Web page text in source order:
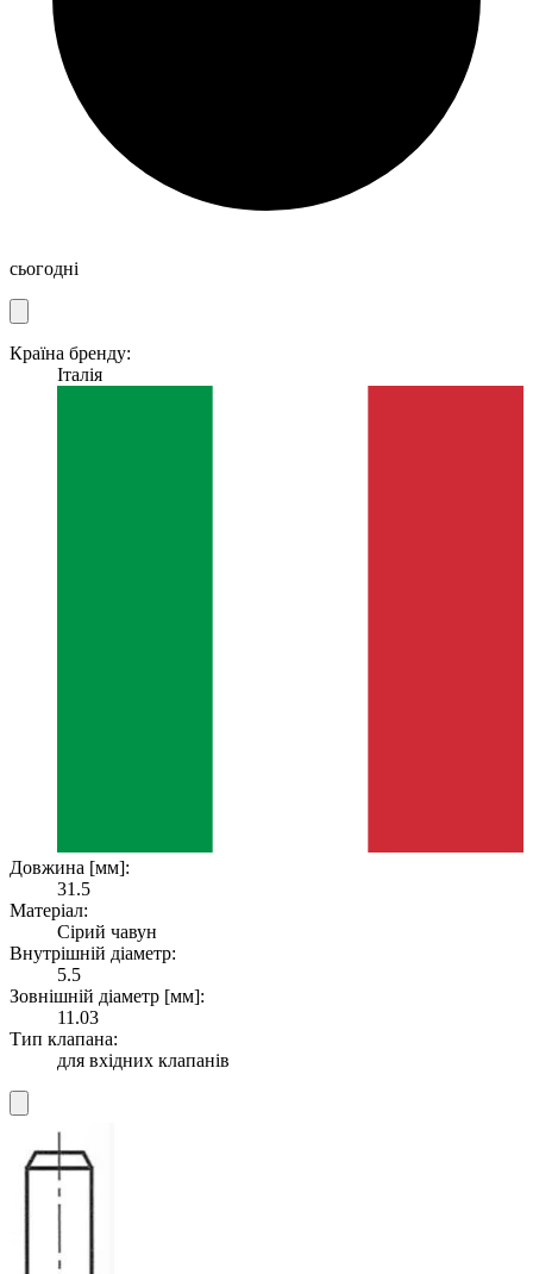
сьогодні
Країна бренду:
Італія
Довжина [мм]:
31.5
Матеріал:
Сірий чавун
Внутрішній діаметр:
5.5
Зовнішній діаметр [мм]:
11.03
Тип клапана:
для вхідних клапанів